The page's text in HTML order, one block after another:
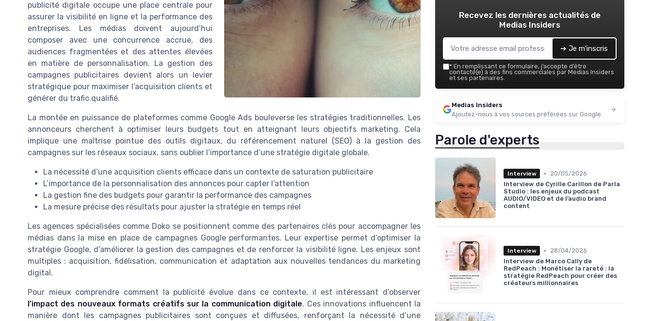
publicité digitale occupe une place centrale pour
assurer la visibilité en ligne et la performance des
entreprises. Les médias doivent aujourd’hui
composer avec une concurrence accrue, des
audiences fragmentées et des attentes élevées
en matière de personnalisation. La gestion des
campagnes publicitaires devient alors un levier
stratégique pour maximiser l’acquisition clients et
générer du trafic qualifié.
La montée en puissance de plateformes comme Google Ads bouleverse les stratégies traditionnelles. Les
annonceurs cherchent à optimiser leurs budgets tout en atteignant leurs objectifs marketing. Cela
implique une maîtrise pointue des outils digitaux, du référencement naturel (SEO) à la gestion des
campagnes sur les réseaux sociaux, sans oublier l’importance d’une stratégie digitale globale.
La nécessité d’une acquisition clients efficace dans un contexte de saturation publicitaire
L’importance de la personnalisation des annonces pour capter l’attention
La gestion fine des budgets pour garantir la performance des campagnes
La mesure précise des résultats pour ajuster la stratégie en temps réel
Les agences spécialisées comme Doko se positionnent comme des partenaires clés pour accompagner les
médias dans la mise en place de campagnes Google performantes. Leur expertise permet d’optimiser la
stratégie Google, d’améliorer la gestion des campagnes et de renforcer la visibilité ligne. Les enjeux sont
multiples : acquisition, fidélisation, communication et adaptation aux nouvelles tendances du marketing
digital.
Pour mieux comprendre comment la publicité évolue dans ce contexte, il est intéressant d’observer
l’impact des nouveaux formats créatifs sur la communication digitale. Ces innovations influencent la
manière dont les campagnes publicitaires sont conçues et diffusées, renforçant la nécessité d’une
Recevez les dernières actualités de
Medias Insiders
➔ Je m'inscris
* En remplissant ce formulaire, j’accepte d’être
contacté(e) à des fins commerciales par Medias Insiders
et ses partenaires.
Medias Insiders
Ajoutez-nous à vos sources préférées sur Google
Parole d'experts
Interview •
20/05/2026
Interview de Cyrille Carillon de Parla
Studio : les enjeux du podcast
AUDIO/VIDEO et de l’audio brand
content
Interview •
28/04/2026
Interview de Marco Cally de
RedPeach : Monétiser la rareté : la
stratégie RedPeach pour créer des
créateurs millionnaires